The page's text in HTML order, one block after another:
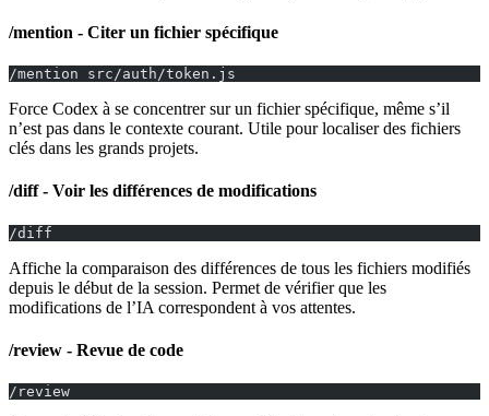
/mention - Citer un fichier spécifique
/mention src/auth/token.js
Force Codex à se concentrer sur un fichier spécifique, même s’il
n’est pas dans le contexte courant. Utile pour localiser des fichiers
clés dans les grands projets.
/diff - Voir les différences de modifications
/diff
Affiche la comparaison des différences de tous les fichiers modifiés
depuis le début de la session. Permet de vérifier que les
modifications de l’IA correspondent à vos attentes.
/review - Revue de code
/review